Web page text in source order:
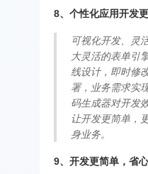
8、个性化应用开发
可视化开发、灵
大灵活的表单引
线设计，即时修
署，业务需求实
码生成器对开发
让开发更简单，
身业务。
9、开发更简单，省